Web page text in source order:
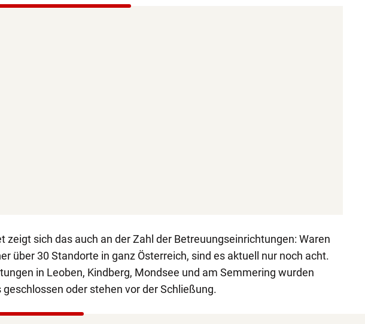
zeigt sich das auch an der Zahl der Betreuungseinrichtungen: Waren
über 30 Standorte in ganz Österreich, sind es aktuell nur noch acht.
in Leoben, Kindberg, Mondsee und am Semmering wurden
geschlossen oder stehen vor der Schließung.